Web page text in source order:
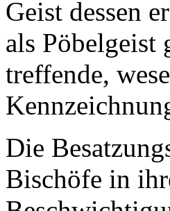
Geist dessen
als Pöbelgeist
treffende,
Die
Bischöfe in